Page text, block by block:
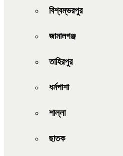
বিশ্বম্ভরপুর
জামালগঞ্জ
তাহিরপুর
ধর্মপাশা
শাল্লা
ছাতক